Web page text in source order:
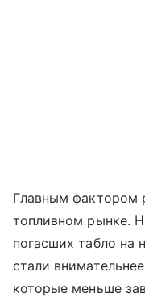
Главным фактором
топливном рынке.
погасших табло на
стали
которые меньше